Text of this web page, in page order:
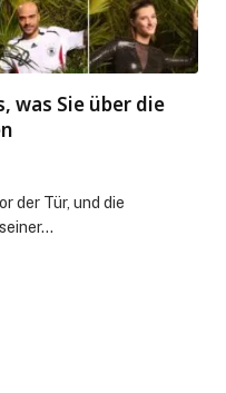
was Sie über die
der Tür, und die